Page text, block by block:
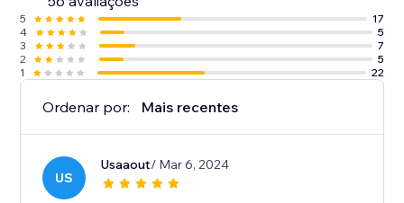
5
17
4
5
3
7
2
5
1
22
Ordenar por: Mais recentes
US
Usaaout/ Mar 6, 2024